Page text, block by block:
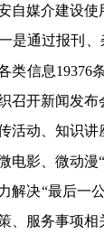
自媒介建设
是通过报刊
类信息19376
召开新闻发
活动、知识
电影、微动
解决“最后一
、服务事项相